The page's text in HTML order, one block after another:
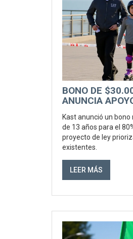
BONO DE
ANUNCIA
Kast anunció un
de 13 años para el
proyecto de ley
existentes.
LEER MÁS